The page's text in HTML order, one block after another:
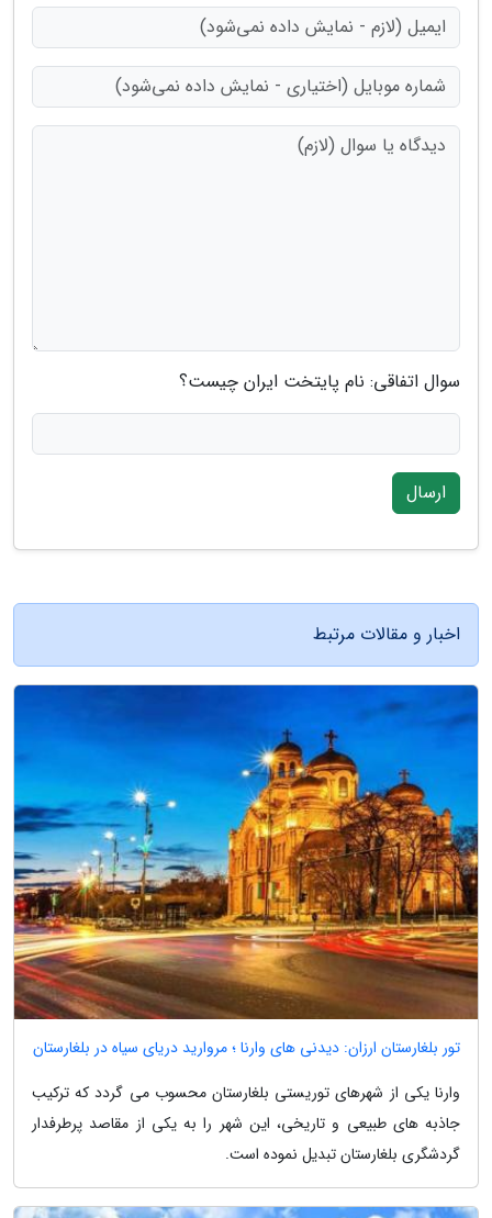
سوال اتفاقی: نام پایتخت ایران چیست؟
ارسال
اخبار و مقالات مرتبط
تور بلغارستان ارزان: دیدنی های وارنا ؛ مروارید دریای سیاه در بلغارستان
وارنا یکی از شهرهای توریستی بلغارستان محسوب می گردد که ترکیب
جاذبه های طبیعی و تاریخی، این شهر را به یکی از مقاصد پرطرفدار
گردشگری بلغارستان تبدیل نموده است.